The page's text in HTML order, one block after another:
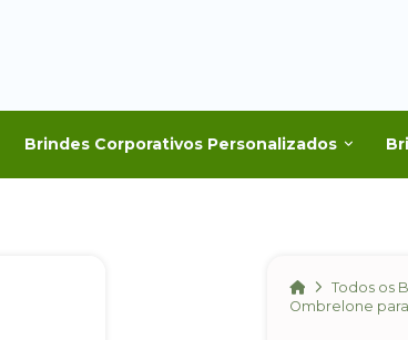
Brindes Corporativos Personalizados
HomeTodos os
Ombrelone